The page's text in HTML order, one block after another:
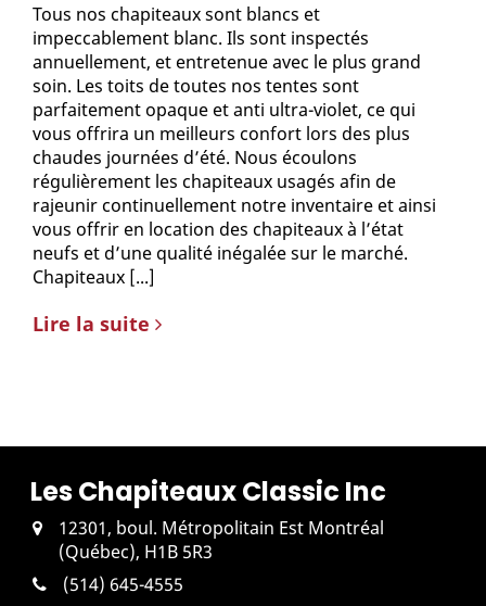
Tous nos chapiteaux sont blancs et
impeccablement blanc. Ils sont inspectés
annuellement, et entretenue avec le plus grand
soin. Les toits de toutes nos tentes sont
parfaitement opaque et anti ultra-violet, ce qui
vous offrira un meilleurs confort lors des plus
chaudes journées d’été. Nous écoulons
régulièrement les chapiteaux usagés afin de
rajeunir continuellement notre inventaire et ainsi
vous offrir en location des chapiteaux à l’état
neufs et d’une qualité inégalée sur le marché.
Chapiteaux [...]
Lire la suite
LesChapiteauxClassic Inc
12301, boul. Métropolitain Est Montréal
(Québec), H1B 5R3
(514) 645-4555